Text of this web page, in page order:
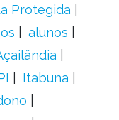
Protegida
alunos
Itabuna